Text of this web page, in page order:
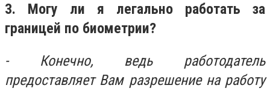
3. Могу ли я легально работать за
границей по биометрии?
- Конечно, ведь работодатель
предоставляет Вам разрешение на работу